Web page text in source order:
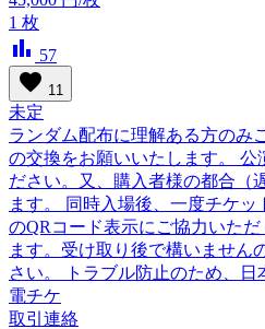
1 枚
bar_chart 57
favorite 11
未定
ランダム配布に理解ある方のみ
の交換をお願いいたします。
ださい。又、購入者様の都合（
ます。 同時入場後、一度チケ
のQRコード表示にご協力いた
ます。受け取り後で構いません
さい。 トラブル防止のため、日
電チケ
取引連絡